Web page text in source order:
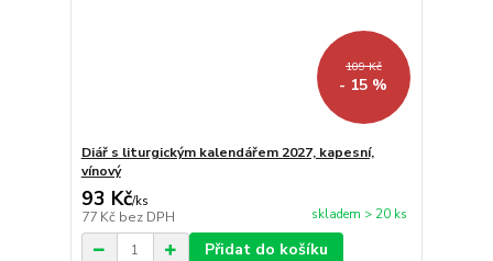
109 Kč
- 15 %
Diář s liturgickým kalendářem 2027, kapesní,
vínový
93 Kč/ks
77 Kč bez DPH skladem > 20 ks
Přidat do košíku